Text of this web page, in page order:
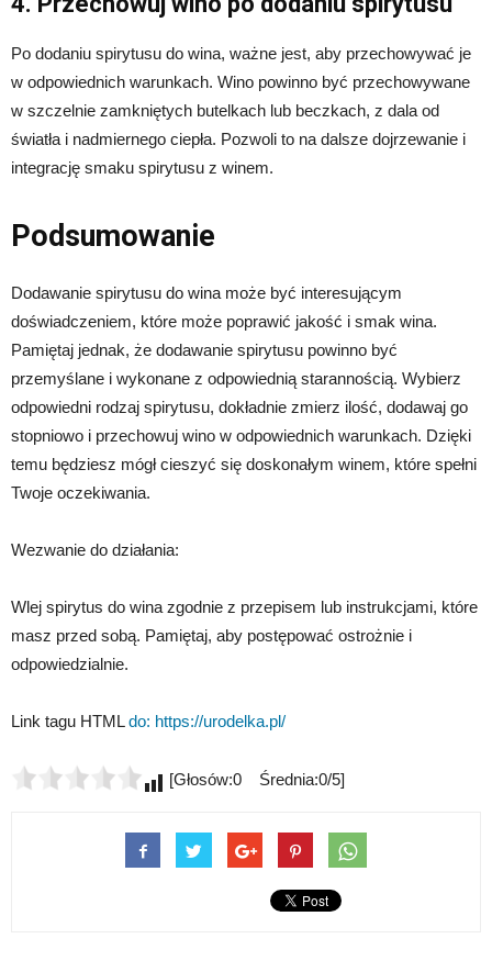
Po dodaniu spirytusu do wina, ważne jest, aby przechowywać je
w odpowiednich warunkach. Wino powinno być przechowywane
w szczelnie zamkniętych butelkach lub beczkach, z dala od
światła i nadmiernego ciepła. Pozwoli to na dalsze dojrzewanie i
integrację smaku spirytusu z winem.
Podsumowanie
Dodawanie spirytusu do wina może być interesującym
doświadczeniem, które może poprawić jakość i smak wina.
Pamiętaj jednak, że dodawanie spirytusu powinno być
przemyślane i wykonane z odpowiednią starannością. Wybierz
odpowiedni rodzaj spirytusu, dokładnie zmierz ilość, dodawaj go
stopniowo i przechowuj wino w odpowiednich warunkach. Dzięki
temu będziesz mógł cieszyć się doskonałym winem, które spełni
Twoje oczekiwania.
Wezwanie do działania:
Wlej spirytus do wina zgodnie z przepisem lub instrukcjami, które
masz przed sobą. Pamiętaj, aby postępować ostrożnie i
odpowiedzialnie.
Link tagu HTMLdo: https://urodelka.pl/
[Głosów:0 Średnia:0/5]